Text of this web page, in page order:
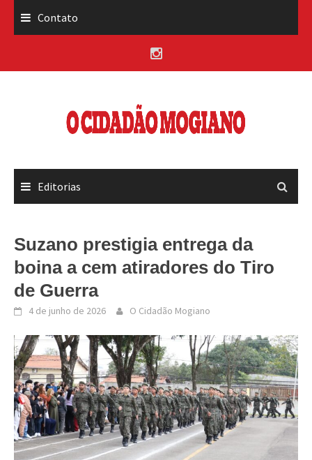
Contato
Editorias
Suzano prestigia entrega da
boina a cem atiradores do Tiro
de Guerra
4 de junho de 2026 O Cidadão Mogiano